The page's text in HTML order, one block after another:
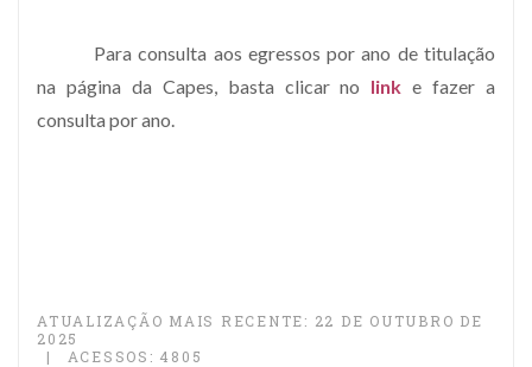
Para consulta aos egressos por ano de titulação
na página da Capes, basta clicar no link e fazer a
consulta por ano.
ATUALIZAÇÃO MAIS RECENTE: 22 DE OUTUBRO DE
2025
ACESSOS: 4805